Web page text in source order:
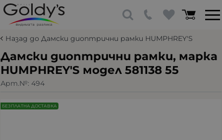
Назад до Дамски диоптрични рамки HUMPHREY'S
Дамски диоптрични рамки, марка
HUMPHREY'S модел 581138 55
Арт.№: 494
БЕЗПЛАТНА ДОСТАВКА